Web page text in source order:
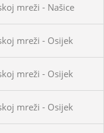
mreži - Našice
mreži - Osijek
mreži - Osijek
mreži - Osijek